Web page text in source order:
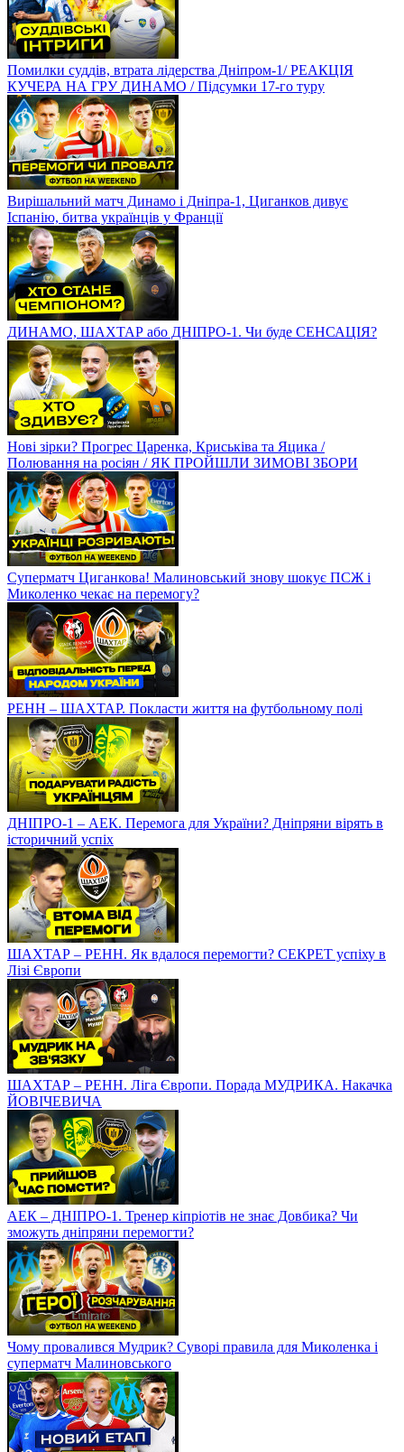
Помилки суддів, втрата лідерства Дніпром-1/ РЕАКЦІЯ
КУЧЕРА НА ГРУ ДИНАМО / Підсумки 17-го туру
Вирішальний матч Динамо і Дніпра-1, Циганков дивує
Іспанію, битва українців у Франції
ДИНАМО, ШАХТАР або ДНІПРО-1. Чи буде СЕНСАЦІЯ?
Нові зірки? Прогрес Царенка, Криськіва та Яцика /
Полювання на росіян / ЯК ПРОЙШЛИ ЗИМОВІ ЗБОРИ
Суперматч Циганкова! Малиновський знову шокує ПСЖ і
Миколенко чекає на перемогу?
РЕНН – ШАХТАР. Покласти життя на футбольному полі
ДНІПРО-1 – АЕК. Перемога для України? Дніпряни вірять в
історичний успіх
ШАХТАР – РЕНН. Як вдалося перемогти? СЕКРЕТ успіху в
Лізі Європи
ШАХТАР – РЕНН. Ліга Європи. Порада МУДРИКА. Накачка
ЙОВІЧЕВИЧА
АЕК – ДНІПРО-1. Тренер кіпріотів не знає Довбика? Чи
зможуть дніпряни перемогти?
Чому провалився Мудрик? Суворі правила для Миколенка і
суперматч Малиновського